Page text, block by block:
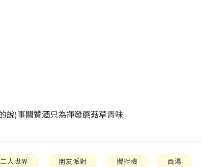
說)事關贊酒只為揮發蘑菇草青味
二人世界 朋友派對 攪拌機 西湯